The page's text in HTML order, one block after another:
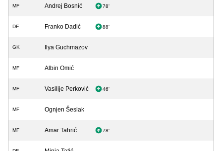
MF Andrej Bosnić 78'
DF Franko Dadić 88'
GK Ilya Guchmazov
MF Albin Omić
MF Vasilije Perković 46'
MF Ognjen Šeslak
MF Amar Tahrić 78'